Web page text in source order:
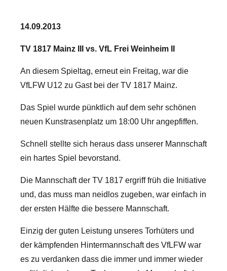
14.09.2013
TV 1817 Mainz III vs. VfL Frei Weinheim II
An diesem Spieltag, erneut ein Freitag, war die
VfLFW U12 zu Gast bei der TV 1817 Mainz.
Das Spiel wurde pünktlich auf dem sehr schönen
neuen Kunstrasenplatz um 18:00 Uhr angepfiffen.
Schnell stellte sich heraus dass unserer Mannschaft
ein hartes Spiel bevorstand.
Die Mannschaft der TV 1817 ergriff früh die Initiative
und, das muss man neidlos zugeben, war einfach in
der ersten Hälfte die bessere Mannschaft.
Einzig der guten Leistung unseres Torhüters und
der kämpfenden Hintermannschaft des VfLFW war
es zu verdanken dass die immer und immer wieder